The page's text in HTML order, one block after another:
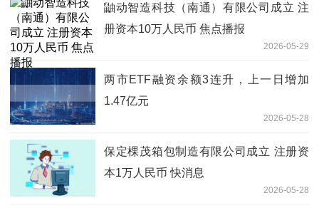
鼬动智造科技（南通）有限公司成立 注
册资本10万人民币 焦点播报
2026-05-29
两市ETF融资余额3连升，上一日增加
1.47亿元
2026-05-28
保定棵茂箱包制造有限公司成立 注册资
本1万人民币 快消息
2026-05-28